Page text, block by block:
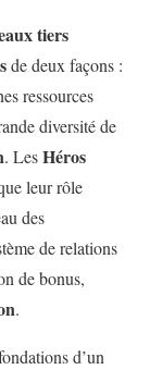
tiers
de deux façons :
ressources
diversité de
. LesHéros
leur rôle
des
de relations
de bonus,
.
d’un